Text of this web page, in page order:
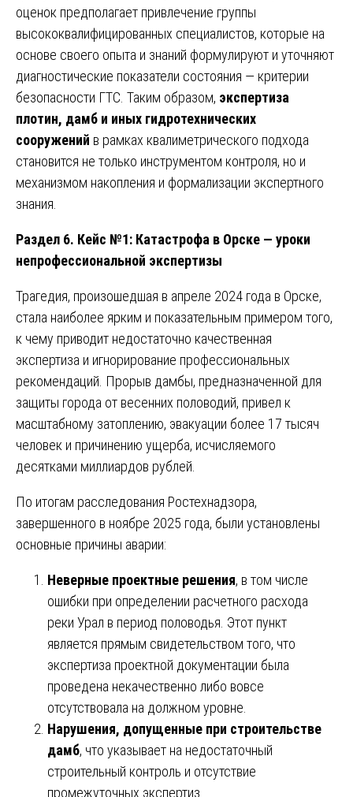
оценок предполагает привлечение группы
высококвалифицированных специалистов, которые на
основе своего опыта и знаний формулируют и уточняют
диагностические показатели состояния — критерии
безопасности ГТС. Таким образом, экспертиза
плотин, дамб и иных гидротехнических
сооружений в рамках квалиметрического подхода
становится не только инструментом контроля, но и
механизмом накопления и формализации экспертного
знания.
Раздел 6. Кейс №1: Катастрофа в Орске — уроки
непрофессиональной экспертизы
Трагедия, произошедшая в апреле 2024 года в Орске,
стала наиболее ярким и показательным примером того,
к чему приводит недостаточно качественная
экспертиза и игнорирование профессиональных
рекомендаций. Прорыв дамбы, предназначенной для
защиты города от весенних половодий, привел к
масштабному затоплению, эвакуации более 17 тысяч
человек и причинению ущерба, исчисляемого
десятками миллиардов рублей.
По итогам расследования Ростехнадзора,
завершенного в ноябре 2025 года, были установлены
основные причины аварии:
Неверные проектные решения, в том числе
ошибки при определении расчетного расхода
реки Урал в период половодья. Этот пункт
является прямым свидетельством того, что
экспертиза проектной документации была
проведена некачественно либо вовсе
отсутствовала на должном уровне.
Нарушения, допущенные при строительстве
дамб, что указывает на недостаточный
строительный контроль и отсутствие
промежуточных экспертиз.